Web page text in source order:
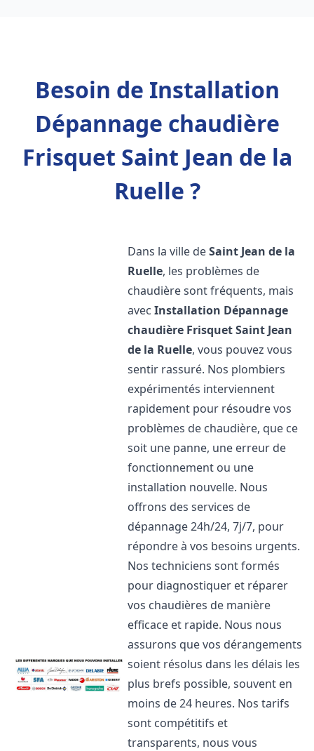
Besoin de Installation
Dépannage chaudière
Frisquet Saint Jean de la
Ruelle ?
Dans la ville deSaint Jean de la
Ruelle, les problèmes de
chaudière sont fréquents, mais
avecInstallation Dépannage
chaudière FrisquetSaint Jean
de la Ruelle, vous pouvez vous
sentir rassuré. Nos plombiers
expérimentés interviennent
rapidement pour résoudre vos
problèmes de chaudière, que ce
soit une panne, une erreur de
fonctionnement ou une
installation nouvelle. Nous
offrons des services de
dépannage 24h/24, 7j/7, pour
répondre à vos besoins urgents.
Nos techniciens sont formés
pour diagnostiquer et réparer
vos chaudières de manière
efficace et rapide. Nous nous
assurons que vos dérangements
soient résolus dans les délais les
plus brefs possible, souvent en
moins de 24 heures. Nos tarifs
sont compétitifs et
transparents, nous vous